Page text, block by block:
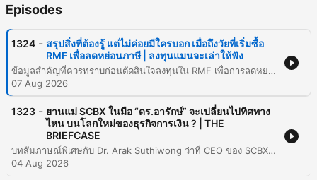
Episodes
1324 - สรุปสิ่งที่ต้องรู้ แต่ไม่ค่อยมีใครบอก เมื่อถึงวัยที่เริ่มซื้อ
RMF เพื่อลดหย่อนภาษี | ลงทุนแมนจะเล่าให้ฟัง
ข้อมูลสำคัญที่ควรทราบก่อนตัดสินใจลงทุนใน RMF เพื่อการลดหย่อนภาษีและสร้างความมั่งคั่งในอนาคต เนื้อหาครอบคลุมถึงความแตกต่างระหว่าง RMF และการลงทุนทั่วไป โดยเน้นย้ำเรื่องความสำคัญของการเปรียบเทียบค่าธรรมเนียมกองทุนซึ่งส่งผลต่อผลตอบแทนระยะยาวอย่างมีนัยสำคัญ รวมถึงการทำความเข้าใจว่าเงื่อนไขการห้ามขายไม่ได้หมายถึงการห้ามสับเปลี่ยนกองทุน นอกจากนี้ยังแนะนำให้รู้จักกับนโยบายการลงทุนที่หลากหลายตั้งแต่ทองคำไปจนถึงหุ้นเทคโนโลยี และเสนอแนะกลยุทธ์การวางแผนลงทุนแบบ DCA เพื่อลดปัญหาการใช้เงินก้อนใหญ่ในช่วงปลายปีและช่วยสร้างวินัยในการออม
07 Aug 2026
1323 - ยานแม่ SCBX ในมือ “ดร.อารักษ์” จะเปลี่ยนไปทิศทาง
ไหน บนโลกใหม่ของธุรกิจการเงิน ? | THE
BRIEFCASE
บทสัมภาษณ์พิเศษกับ Dr. Arak Suthiwong ว่าที่ CEO ของ SCBX เกี่ยวกับการขับเคลื่อนองค์กรภายใต้กลยุทธ์ AI First Organization และการเปลี่ยนผ่านจากธนาคารแบบดั้งเดิมสู่กลุ่มธุรกิจเทคโนโลยีทางการเงิน เนื้อหาครอบคลุมถึงวิสัยทัศน์ในการใช้ AI เพื่อเพิ่ม Productivity การวางรากฐานโครงสร้างพื้นฐานทางเทคโนโลยีเพื่อรองรับการขยายตัวในอนาคต และบทบาทของ Virtual Bank ในการเติมเต็มช่องว่างทางการเงินในประเทศไทย นอกจากนี้ยังมีการพูดคุยถึงลักษณะเฉพาะของบริษัทในเครือ (ยานลูก) ทั้งความแข็งแกร่งของ SCB Bank ความรวดเร็วของ Monix และความยิ่งใหญ่ของ CardX รวมถึงมุมมองด้านการบริหารจัดการเงินปันผลเพื่อสร้าง Total Shareholder Return (TSR) และกลยุทธ์การเพิ่มอัตราส่วน ROE เพื่อสร้างมูลค่าให้แก่ผู้ถือหุ้นในระยะยาว
04 Aug 2026